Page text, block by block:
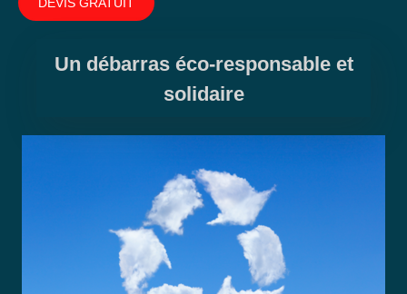
DEVIS GRATUIT
Un débarras éco-responsable et
solidaire